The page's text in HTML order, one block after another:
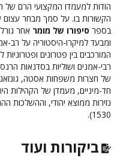
הודות למעמדו המקצועי הרם של
הקשורות בו. על סמך מבחר עצום
בספר סיפורו של מומר אחר
ומבעד למיקרו-היסטוריה על רב-
המורכבים בין פטרונים ופטרוניות
רבי-אמנים ושוליות בסדנאות
של חצרות משפחות אסטה,
חד-מיניים, מעמדן של הקהילות
1530).
ביקורות ועוד